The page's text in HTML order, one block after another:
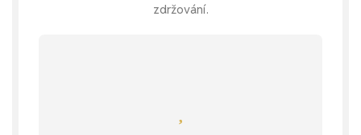
zdržování.
pomoc - zadej si nálepku na přání.